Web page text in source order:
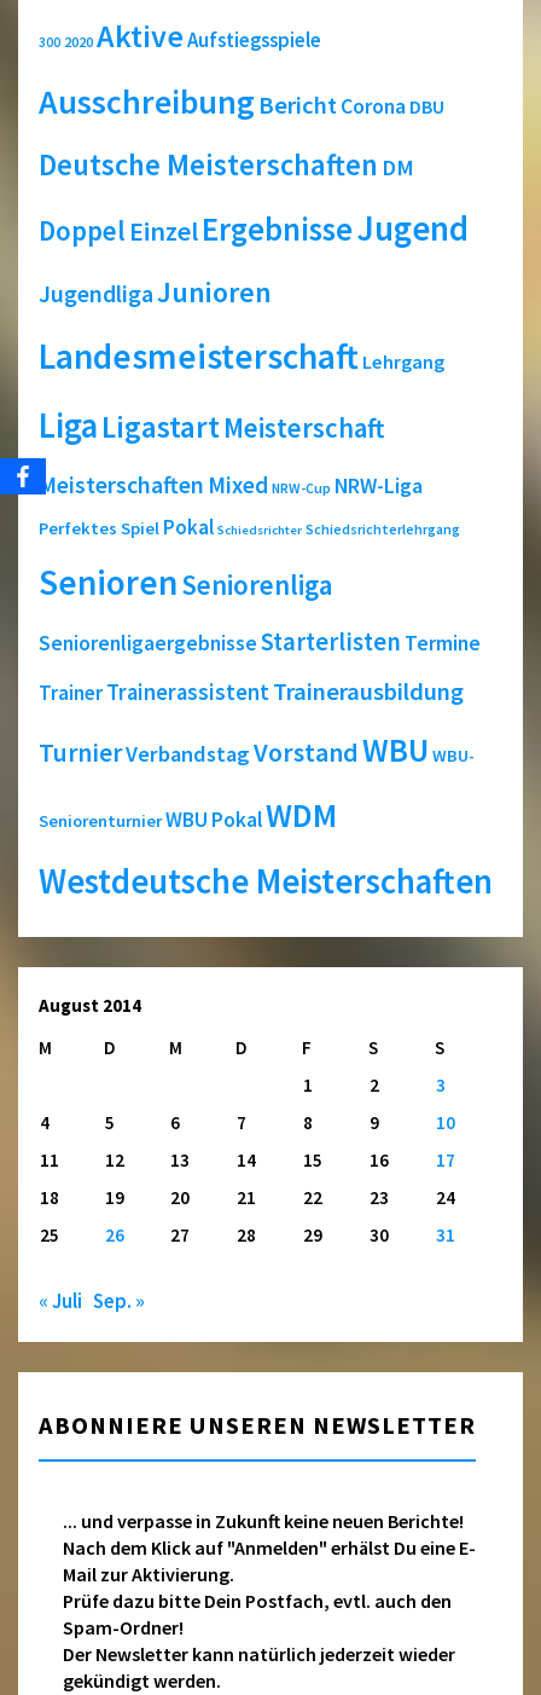
300 2020 AktiveAufstiegsspiele
Ausschreibung BerichtCorona DBU
Deutsche Meisterschaften DM
Doppel EinzelErgebnisseJugend
JugendligaJunioren
Landesmeisterschaft Lehrgang
LigaLigastartMeisterschaft
Meisterschaften Mixed NRW-Cup NRW-Liga
Perfektes Spiel Pokal Schiedsrichter Schiedsrichterlehrgang
SeniorenSeniorenliga
SeniorenligaergebnisseStarterlisten Termine
TrainerTrainerassistentTrainerausbildung
TurnierVerbandstagVorstandWBU WBU-
SeniorenturnierWBU PokalWDM
Westdeutsche Meisterschaften
August 2014
M
D M D F S
S
1
2
3
4
5 6 7 8 9
10
11
12 13 14 15 16
17
18
19 20 21 22 23
24
25
26 27 28 29 30 31
« Juli Sep. »
ABONNIERE UNSEREN NEWSLETTER
... und verpasse in Zukunft keine neuen Berichte!
Nach dem Klick auf "Anmelden" erhälst Du eine E-
Mail zur Aktivierung.
Prüfe dazu bitte Dein Postfach, evtl. auch den
Spam-Ordner!
Der Newsletter kann natürlich jederzeit wieder
gekündigt werden.